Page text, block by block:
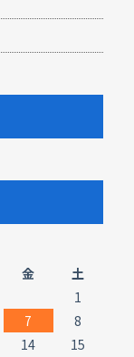
金
土
1
7
8
14 15